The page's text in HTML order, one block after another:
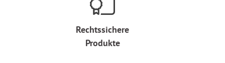
Rechtssichere
Produkte